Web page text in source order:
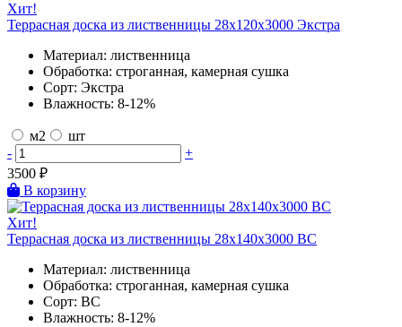
Хит!
Террасная доска из лиственницы 28х120х3000 Экстра
Материал: лиственница
Обработка: строганная, камерная сушка
Сорт: Экстра
Влажность: 8-12%
м2
шт
-
+
3500 ₽
В корзину
Хит!
Террасная доска из лиственницы 28х140х3000 BC
Материал: лиственница
Обработка: строганная, камерная сушка
Сорт: BC
Влажность: 8-12%